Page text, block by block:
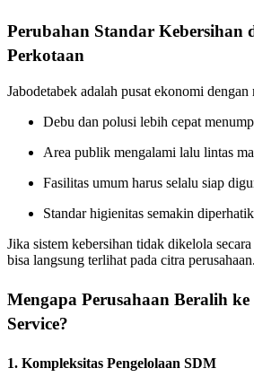
Perubahan Standar Kebersihan
Perkotaan
Jabodetabek adalah pusat ekonomi
Debu dan polusi lebih cepat
Area publik mengalami lalu lintas
Fasilitas umum harus selalu siap
Standar higienitas semakin
Jika sistem kebersihan tidak dikelola
bisa langsung terlihat pada citra perusahaan.
Mengapa Perusahaan Beralih
Service?
1. Kompleksitas Pengelolaan SDM